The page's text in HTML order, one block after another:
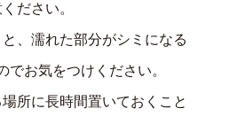
ださい。
と、濡れた部分がシミになる
でお気をつけください。
場所に長時間置いておくこと